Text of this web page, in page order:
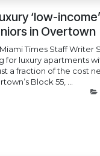
‘low-income’
in Overtown
Times Staff Writer
for luxury apartments
a fraction of the cost
Block 55, ...